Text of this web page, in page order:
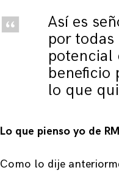
Así es
por
potencial
beneficio
lo que
Lo que pienso yo de
Como lo dije